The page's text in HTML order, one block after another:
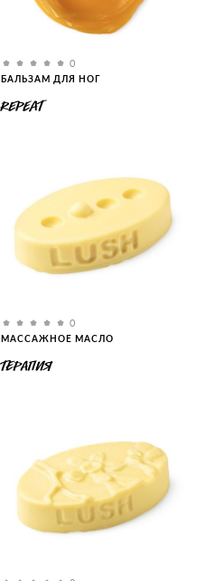
0
БАЛЬЗАМ ДЛЯ НОГ
REPEAT
0
МАССАЖНОЕ МАСЛО
ТЕРАПИЯ